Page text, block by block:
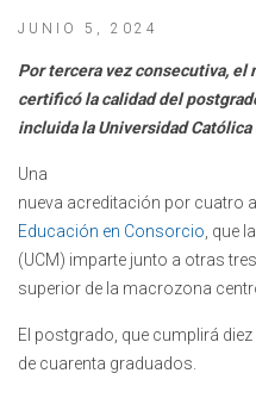
JUNIO 5, 2024
Por tercera vez consecutiva, el
certificó la calidad del
incluida la Universidad
Una
nueva acreditación por cuatro
Educación en Consorcio, que
(UCM) imparte junto a otras
superior de la macrozona
El postgrado, que cumplirá
de cuarenta graduados.